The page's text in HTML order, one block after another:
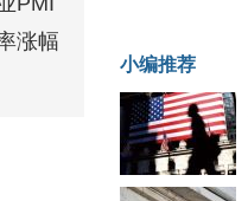
涨幅
小编推荐